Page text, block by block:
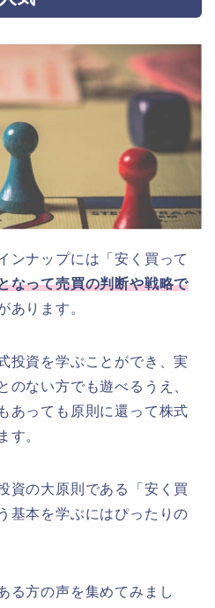
ンナップには「安く買って
なって売買の判断や戦略で
あります。
投資を学ぶことができ、実
のない方でも遊べるうえ、
あっても原則に還って株式
す。
資の大原則である「安く買
基本を学ぶにはぴったりの
る方の声を集めてみまし